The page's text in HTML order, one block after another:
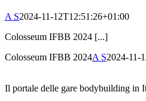
A S2024-11-12T12:51:26+01:00
Colosseum IFBB 2024 [...]
Colosseum IFBB 2024A S2024-11-
Il portale delle gare bodybuilding in